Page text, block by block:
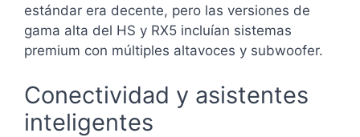
estándar era decente, pero las versiones de
gama alta del HS y RX5 incluían sistemas
premium con múltiples altavoces y subwoofer.
Conectividad y asistentes
inteligentes